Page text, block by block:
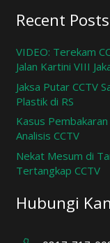
Recent Posts
VIDEO: Terekam
Jalan Kartini VIII
Jaksa Putar CCTV
Plastik di RS
Kasus
Analisis CCTV
Nekat Mesum di
Tertangkap CCTV
Hubungi